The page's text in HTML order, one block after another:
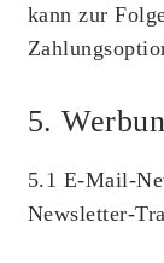
kann zur
5.
5.1 E-Mail-
Newsletter-